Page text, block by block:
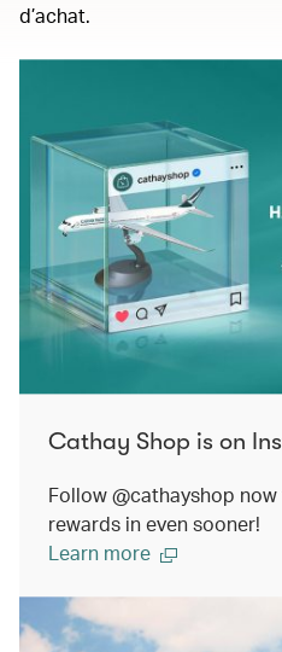
d’achat.
Cathay Shop is on
Follow @cathayshop
rewards in even sooner!
Learn more